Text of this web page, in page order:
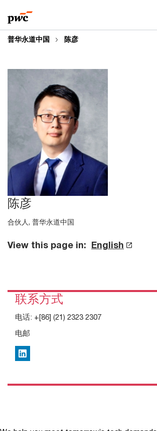
to
content
to
footer
普华永道中国 陈彦
陈彦
合伙人, 普华永道中国
View this page in: English
联系方式
电话: +[86] (21) 2323 2307
电邮
LinkedIn